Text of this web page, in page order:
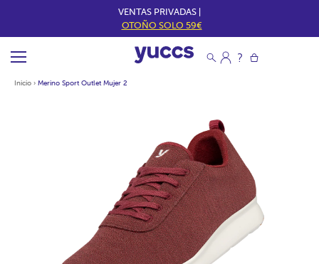
VENTAS PRIVADAS |
OTOÑO SOLO 59€
Inicio › Merino Sport Outlet Mujer 2